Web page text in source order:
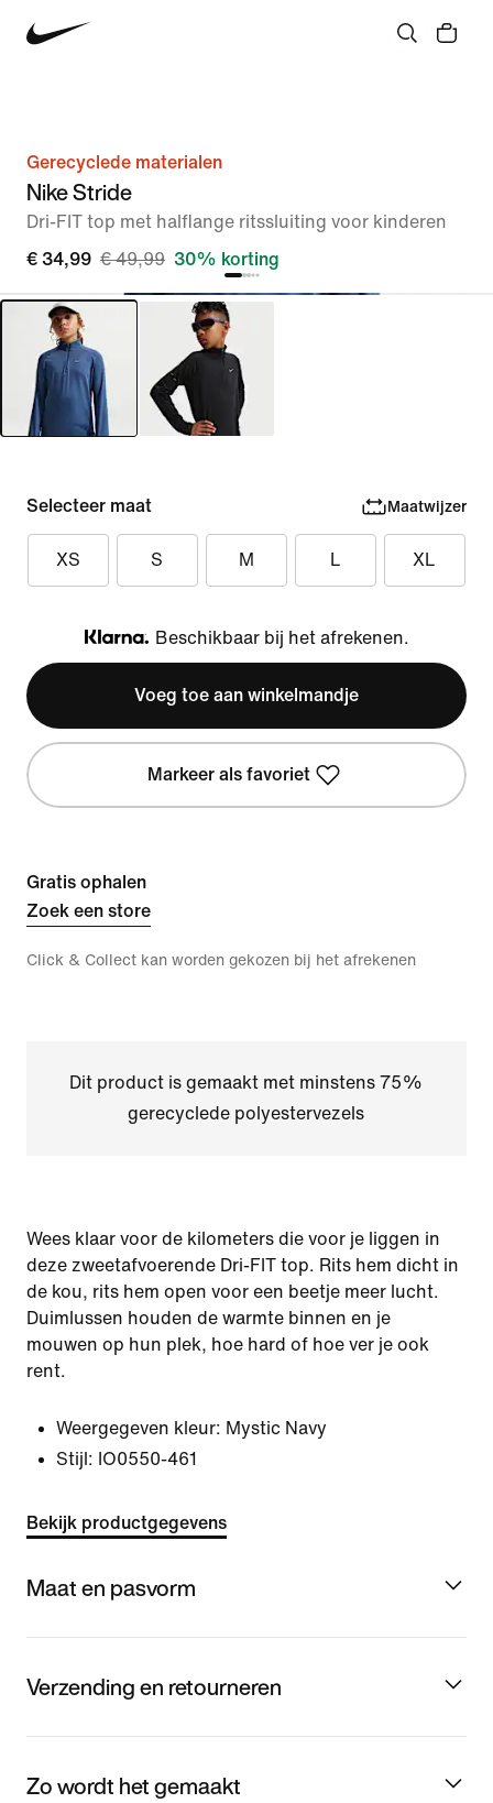
Gerecyclede materialen
Nike Stride
Dri-FIT top met halflange ritssluiting voor kinderen
€ 34,99 € 49,99 30% korting
Selecteer maat Maatwijzer
XS S M L XL
Klarna
Beschikbaar bij het afrekenen.
Voeg toe aan winkelmandje
Markeer als favoriet
Gratis ophalen
Zoek een store
Click & Collect kan worden gekozen bij het afrekenen
Dit product is gemaakt met minstens 75%
gerecyclede polyestervezels
Wees klaar voor de kilometers die voor je liggen in
deze zweetafvoerende Dri-FIT top. Rits hem dicht in
de kou, rits hem open voor een beetje meer lucht.
Duimlussen houden de warmte binnen en je
mouwen op hun plek, hoe hard of hoe ver je ook
rent.
Weergegeven kleur: Mystic Navy
Stijl: IO0550-461
Bekijk productgegevens
Maat en pasvorm
Verzending en retourneren
Zo wordt het gemaakt